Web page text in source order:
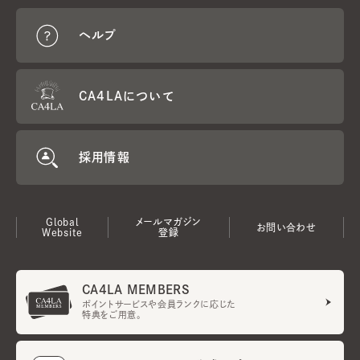
ヘルプ
CA4LAについて
採用情報
Global
Website
メールマガジン
登録
お問い合わせ
CA4LA MEMBERS
ポイントサービスや会員ランクに応じた
特典をご用意。